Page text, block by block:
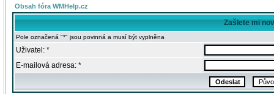
Obsah fóra WMHelp.cz
Zašlete mi
Pole označená "*" jsou povinná a musí být vyplněna
Uživatel: *
E-mailová adresa: *